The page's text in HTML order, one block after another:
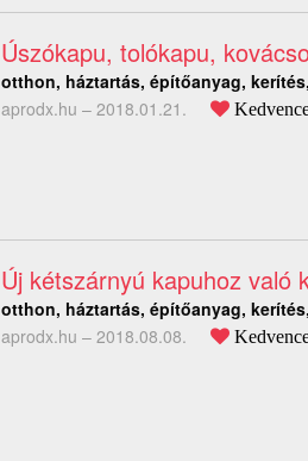
Úszókapu, tolókapu,
otthon, háztartás, építőanyag,
aprodx.hu – 2018.01.21.
Új kétszárnyú kapuhoz való
otthon, háztartás, építőanyag,
aprodx.hu – 2018.08.08.